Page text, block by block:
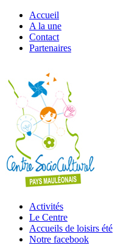
Accueil
A la une
Contact
Partenaires
Activités
Le Centre
Accueils de loisirs été
Notre facebook